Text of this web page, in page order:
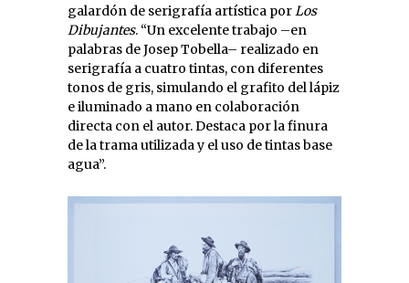
galardón de serigrafía artística por Los
Dibujantes. “Un excelente trabajo –en
palabras de Josep Tobella– realizado en
serigrafía a cuatro tintas, con diferentes
tonos de gris, simulando el grafito del lápiz
e iluminado a mano en colaboración
directa con el autor. Destaca por la finura
de la trama utilizada y el uso de tintas base
agua”.